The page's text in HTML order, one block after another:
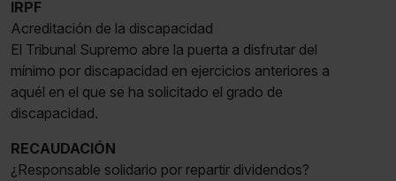
IRPF
Acreditación de la discapacidad
El Tribunal Supremo abre la puerta a disfrutar del
mínimo por discapacidad en ejercicios anteriores a
aquél en el que se ha solicitado el grado de
discapacidad.
RECAUDACIÓN
¿Responsable solidario por repartir dividendos?